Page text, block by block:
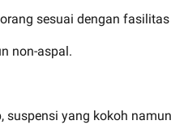
sesuai dengan
non-aspal.
yang kokoh